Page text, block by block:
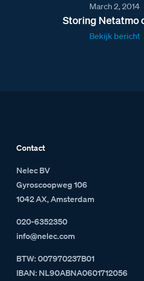
March 2, 2014
Storing Netatmo
Bekijk bericht
Contact
Nelec BV
Gyroscoopweg 106
1042 AX, Amsterdam
020-6352350
info@nelec.com
BTW: 007970237B01
IBAN: NL90ABNA0601712056